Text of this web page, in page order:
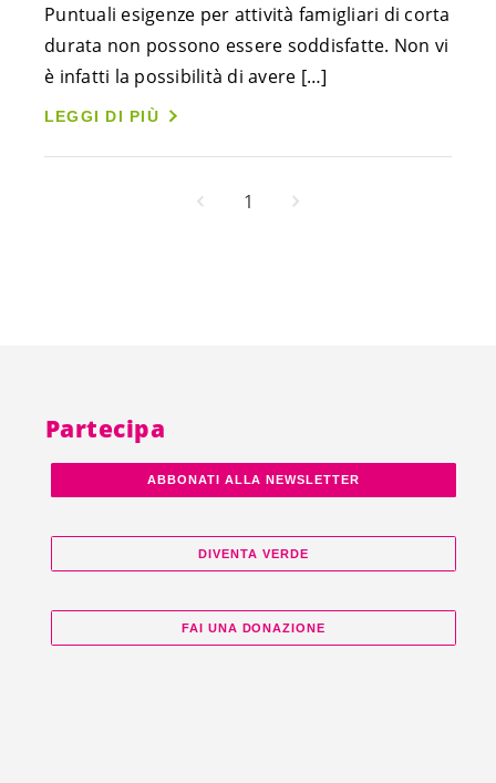
Puntuali esigenze per attività famigliari di corta
durata non possono essere soddisfatte. Non vi
è infatti la possibilità di avere […]
LEGGI DI PIÙ
1
Partecipa
ABBONATI ALLA NEWSLETTER
DIVENTA VERDE
FAI UNA DONAZIONE